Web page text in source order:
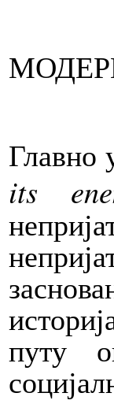
Главно
its
путу